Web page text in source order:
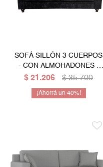
SOFÁ SILLÓN 3 CUERPOS
- CON ALMOHADONES -
negro
$ 21.206 $ 35.700
40